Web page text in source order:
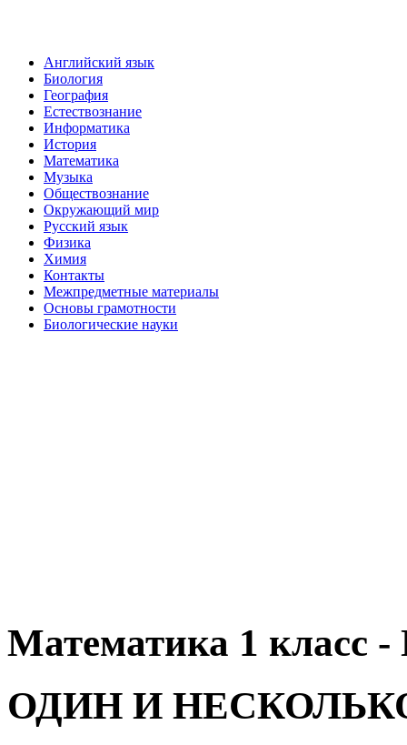
Английский язык
Биология
География
Естествознание
Информатика
История
Математика
Музыка
Обществознание
Окружающий мир
Русский язык
Физика
Химия
Контакты
Межпредметные материалы
Основы грамотности
Биологические науки
Математика 1 класс
ОДИН И